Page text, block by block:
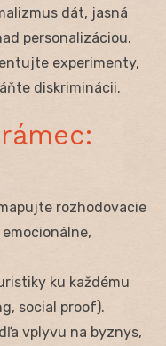
dát, jasná
personalizáciou.
experimenty,
diskriminácii.
rozhodovacie
ku každému
social proof).
vplyvu na byznys,